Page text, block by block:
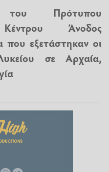
Πρότυπου
Κέντρου Άνοδος
που εξετάστηκαν οι
σε Αρχαία,